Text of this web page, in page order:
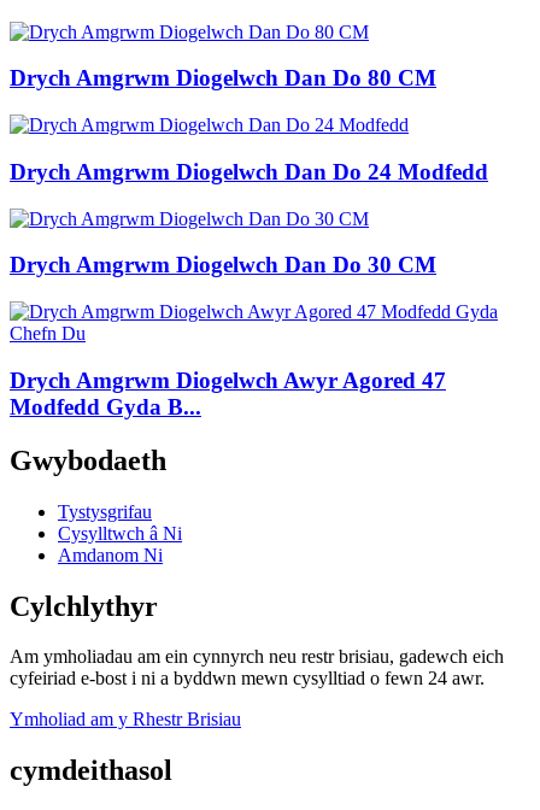
Drych Amgrwm Diogelwch Dan Do 80 CM
Drych Amgrwm Diogelwch Dan Do 24 Modfedd
Drych Amgrwm Diogelwch Dan Do 30 CM
Drych Amgrwm Diogelwch Awyr Agored 47
Modfedd Gyda B...
Gwybodaeth
Tystysgrifau
Cysylltwch â Ni
Amdanom Ni
Cylchlythyr
Am ymholiadau am ein cynnyrch neu restr brisiau, gadewch eich
cyfeiriad e-bost i ni a byddwn mewn cysylltiad o fewn 24 awr.
Ymholiad am y Rhestr Brisiau
cymdeithasol